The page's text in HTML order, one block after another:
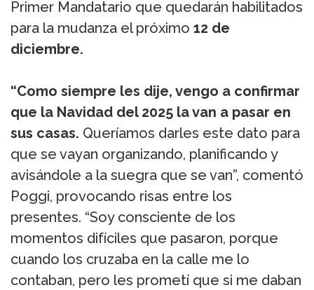
Primer Mandatario que quedarán habilitados
para la mudanza el próximo 12 de
diciembre.
“Como siempre les dije, vengo a confirmar
que la Navidad del 2025 la van a pasar en
sus casas. Queríamos darles este dato para
que se vayan organizando, planificando y
avisándole a la suegra que se van”, comentó
Poggi, provocando risas entre los
presentes. “Soy consciente de los
momentos difíciles que pasaron, porque
cuando los cruzaba en la calle me lo
contaban, pero les prometí que si me daban